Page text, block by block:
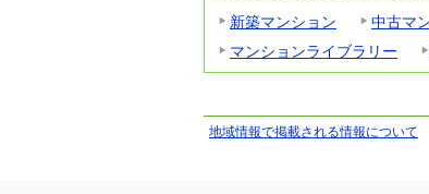
新築マンション
中古マ
マンションライブラリー
地域情報で掲載される情報について